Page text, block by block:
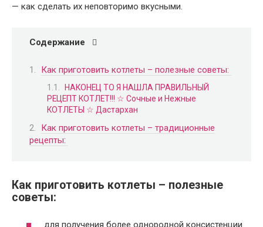
— как сделать их неповторимо вкусными.
Содержание
Как приготовить котлеты – полезные советы:
НАКОНЕЦ ТО Я НАШЛА ПРАВИЛЬНЫЙ
РЕЦЕПТ КОТЛЕТ!!! ☆ Сочные и Нежные
КОТЛЕТЫ ☆ Дастархан
Как приготовить котлеты – традиционные
рецепты:
Как приготовить котлеты – полезные
советы:
для получения более однородной консистенции